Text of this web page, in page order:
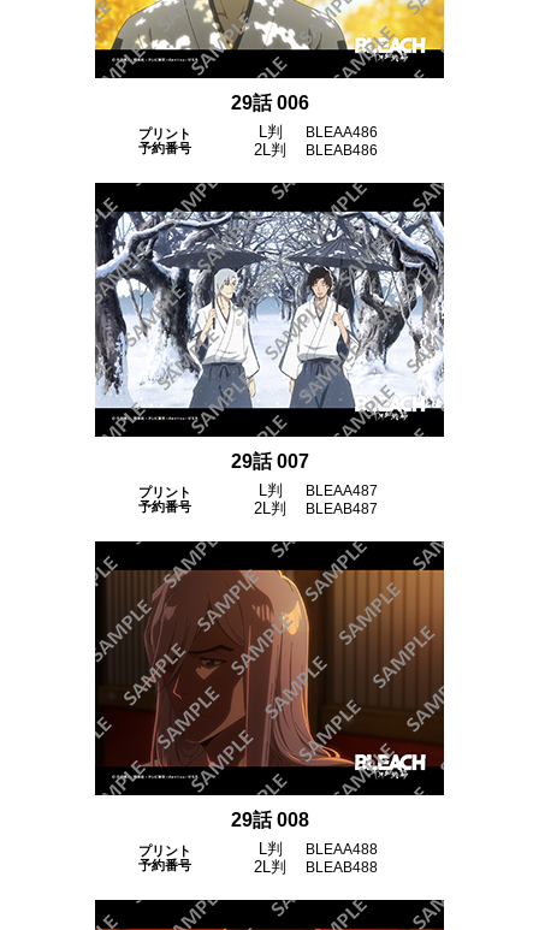
29話 006
プリント
予約番号
L判 BLEAA486
2L判 BLEAB486
29話 007
プリント
予約番号
L判 BLEAA487
2L判 BLEAB487
29話 008
プリント
予約番号
L判 BLEAA488
2L判 BLEAB488